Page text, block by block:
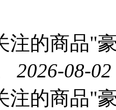
注的商品"
2026-08-
注的商品"